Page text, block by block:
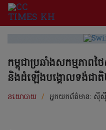
កម្ពុជាប្រឆាំងសកម្មភាព
និងដំឡើងបង្គោលទង់ជាតិ
នយោបាយ / អ្នកយកព័ត៌មាន: ស៊ី